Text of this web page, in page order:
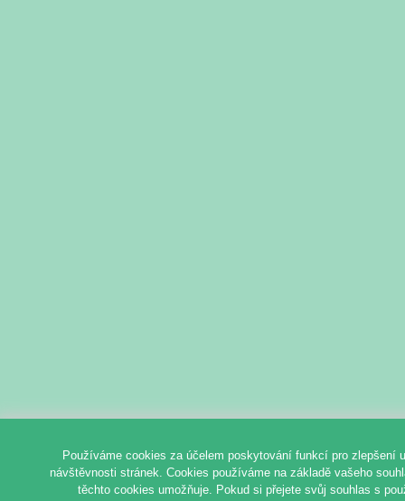
Používáme cookies za účelem poskytování funkcí pro zlepšení
návštěvnosti stránek. Cookies používáme na základě vašeho
těchto cookies umožňuje. Pokud si přejete svůj souhlas s